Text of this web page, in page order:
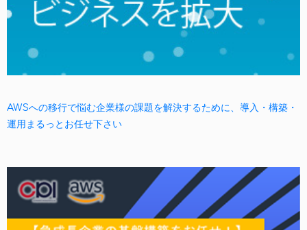
AWSへの移行で悩む企業様の課題を解決するために、導入・構築・
運用まるっとお任せ下さい